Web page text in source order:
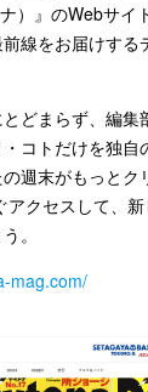
）』のWebサイ
線をお届けする
どまらず、編集
コトだけを独自
週末がもっとク
アクセスして、
。
mag.com/